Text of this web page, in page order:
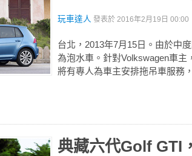
玩車達人 發表於 2016年2月19日 00:00
台北，2013年7月15日。由於中
為泡水車。針對Volkswagen車主
將有專人為車主安排拖吊車服務
典藏六代Golf GTI